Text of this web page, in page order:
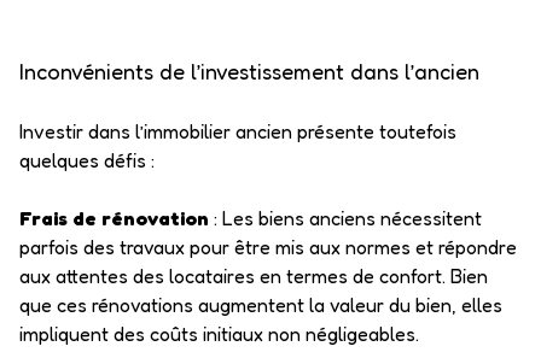
Inconvénients de l’investissement dans l’ancien
Investir dans l’immobilier ancien présente toutefois
quelques défis :
Frais de rénovation : Les biens anciens nécessitent
parfois des travaux pour être mis aux normes et répondre
aux attentes des locataires en termes de confort. Bien
que ces rénovations augmentent la valeur du bien, elles
impliquent des coûts initiaux non négligeables.